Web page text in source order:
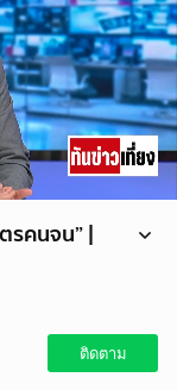
รคนจน” |
ไม่ผ่านแม่แต่ร้านค้า
มีใครมี เหลือร้าน
ตาด้วยความดีใจ อยาก
ติดตาม